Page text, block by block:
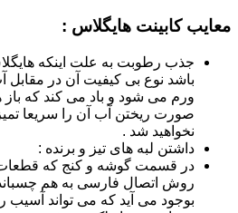
معایب کابینت هایگلاس :
جذب رطوبت به علت اینکه
باشد نوع بی کیفیت آن در
ورم می شود و باد می کند که باز
صورت ریختن آب آن را سریعا
نخواهید شد .
داشتن لبه های تیز و برنده :
در قسمت گوشه و کنج که
روش اتصال فارسی به هم
بوجود می آید که می تواند آسیب